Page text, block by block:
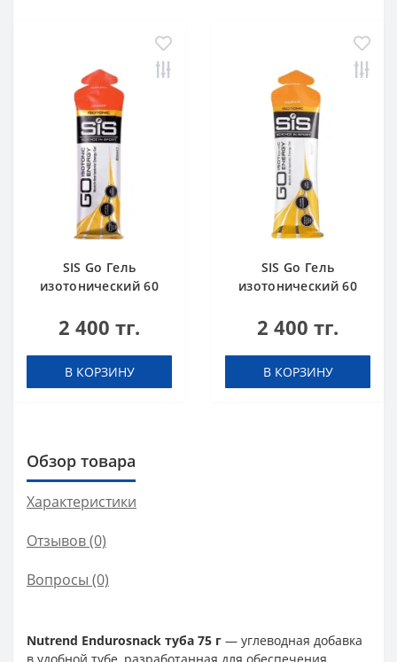
SIS Go Гель
изотонический 60
2 400 тг.
В КОРЗИНУ
SIS Go Гель
изотонический 60
фрукты
2 400 тг.
В КОРЗИНУ
Обзор товара
Характеристики
Отзывов (0)
Вопросы (0)
Nutrend Endurosnack туба 75 г — углеводная добавка